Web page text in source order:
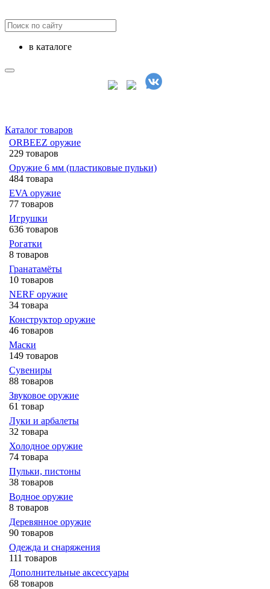
в каталоге
Каталог товаров
ORBEEZ оружие
229 товаров
Оружие 6 мм (пластиковые пульки)
484 товара
EVA оружие
77 товаров
Игрушки
636 товаров
Рогатки
8 товаров
Гранатамёты
10 товаров
NERF оружие
34 товара
Конструктор оружие
46 товаров
Маски
149 товаров
Сувениры
88 товаров
Звуковое оружие
61 товар
Луки и арбалеты
32 товара
Холодное оружие
74 товара
Пульки, пистоны
38 товаров
Водное оружие
8 товаров
Деревянное оружие
90 товаров
Одежда и снаряжения
111 товаров
Дополнительные аксессуары
68 товаров